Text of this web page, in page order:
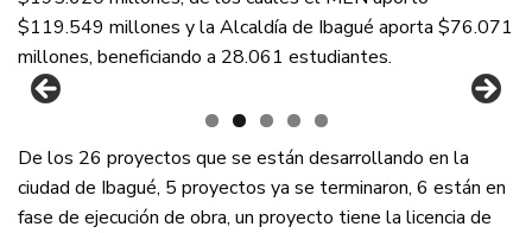
$119.549 millones y la Alcaldía de Ibagué aporta $76.071
millones, beneficiando a 28.061 estudiantes.
De los 26 proyectos que se están desarrollando en la
ciudad de Ibagué, 5 proyectos ya se terminaron, 6 están en
fase de ejecución de obra, un proyecto tiene la licencia de